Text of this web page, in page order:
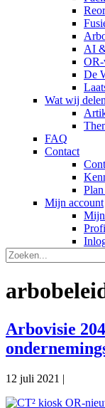
AI
OR-
De
Wat wij delen
FAQ
Contact
Mijn account
Arbovisie
12 juli 2021 |